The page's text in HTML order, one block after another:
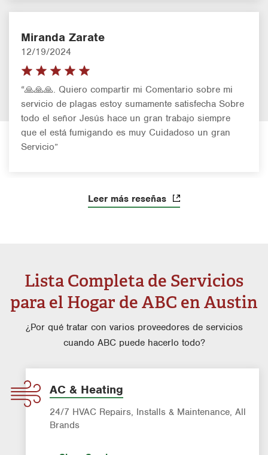
Miranda Zarate
12/19/2024
“🙏🙏🙏. Quiero compartir mi Comentario sobre mi
servicio de plagas estoy sumamente satisfecha Sobre
todo el señor Jesús hace un gran trabajo siempre
que el está fumigando es muy Cuidadoso un gran
Servicio”
Leer más reseñas
Lista Completa de Servicios
para el Hogar de ABC en Austin
¿Por qué tratar con varios proveedores de servicios
cuando ABC puede hacerlo todo?
AC & Heating
24/7 HVAC Repairs, Installs & Maintenance, All
Brands